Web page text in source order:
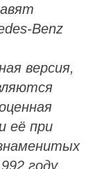
Benz
версия,
её при
году.